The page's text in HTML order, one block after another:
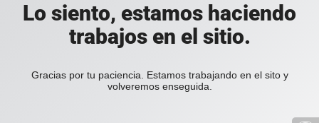
Lo siento, estamos haciendo
trabajos en el sitio.
Gracias por tu paciencia. Estamos trabajando en el sito y
volveremos enseguida.